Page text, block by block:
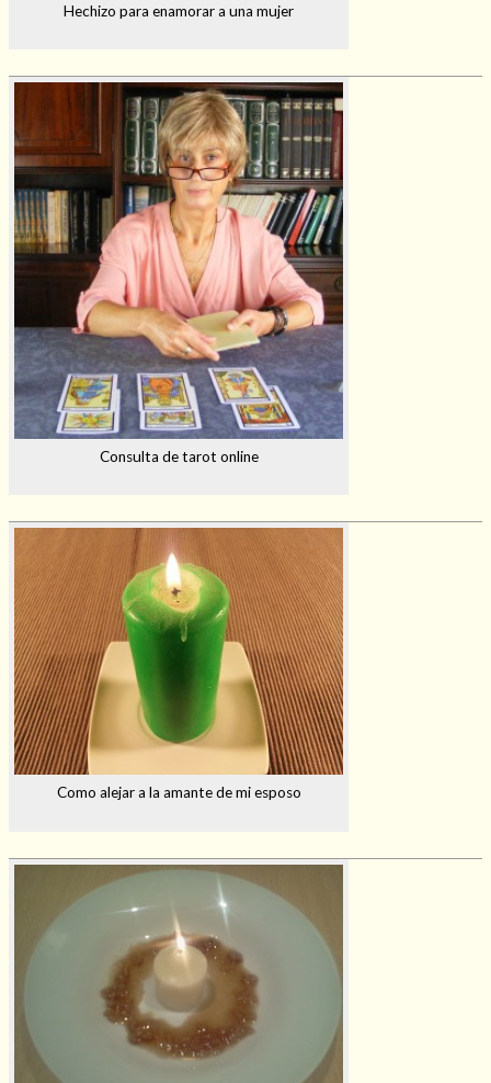
Hechizo para enamorar a una mujer
Consulta de tarot online
Como alejar a la amante de mi esposo